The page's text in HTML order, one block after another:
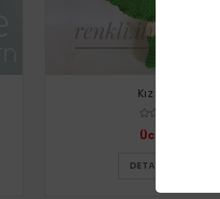
Kız Bebek
Ücretsiz
DETAYLI BILGI